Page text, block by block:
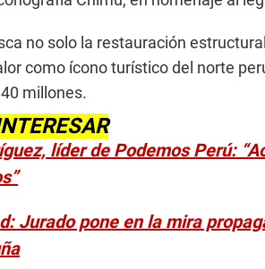
no solo la restauración
como ícono turístico del norte
millones.
líder de Podemos Perú:
Jurado pone en la mira